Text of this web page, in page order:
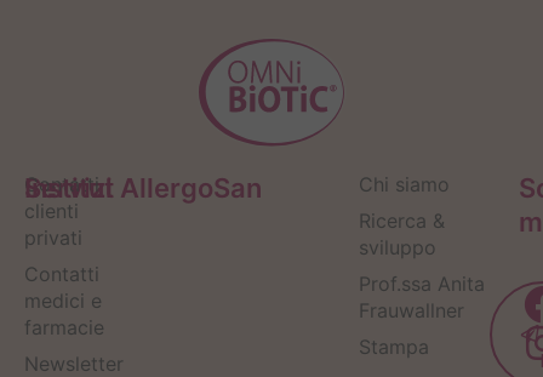
Servizi
Contatti
clienti
privati
Contatti
medici e
farmacie
Newsletter
Institut AllergoSan
Chi siamo
Ricerca &
sviluppo
Prof.ssa Anita
Frauwallner
Stampa